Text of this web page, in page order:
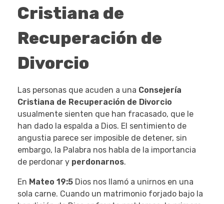
Cristiana de
Recuperación de
Divorcio
Las personas que acuden a una Consejería
Cristiana de Recuperación de Divorcio
usualmente sienten que han fracasado, que le
han dado la espalda a Dios. El sentimiento de
angustia parece ser imposible de detener, sin
embargo, la Palabra nos habla de la importancia
de perdonar y perdonarnos.
En Mateo 19:5 Dios nos llamó a unirnos en una
sola carne. Cuando un matrimonio forjado bajo la